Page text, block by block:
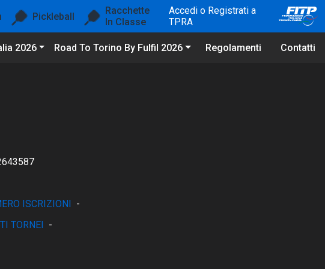
Pickleball
Racchette
In Classe
Accedi o Registrati a
TPRA
2026 Road To Torino By Fulfil 2026 Regolamenti Contatti
ISCRIZIONI -
TORNEI -